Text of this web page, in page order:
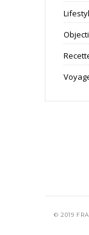
© 2019